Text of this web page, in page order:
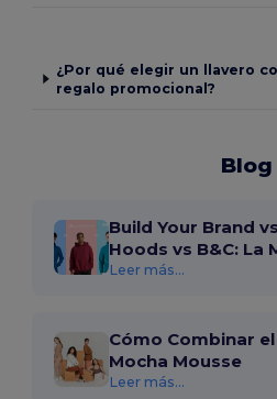
¿Por qué elegir un llavero
regalo promocional?
Blog
Build Your Brand
Hoods vs B&C: La
Leer más...
Cómo Combinar
Mocha Mousse
Leer más...